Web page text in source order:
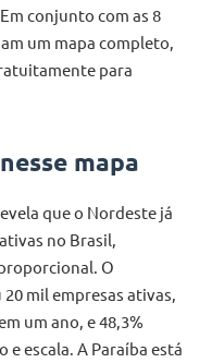
conjunto com as 8
um mapa completo,
para
mapa
que o Nordeste já
no Brasil,
O
mil empresas ativas,
um ano, e 48,3%
e escala. A Paraíba está